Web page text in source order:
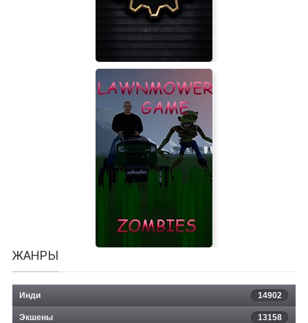
Motorbike Garage Mechanic
Simulator
ЖАНРЫ
Инди 14902
Экшены 13158